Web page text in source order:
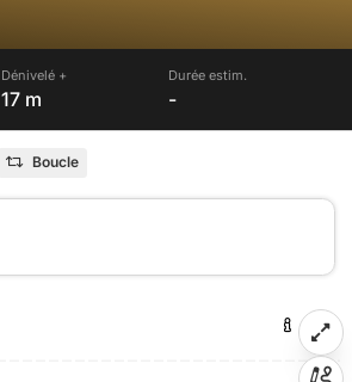
Dénivelé +
17 m
Durée estim.
-
Boucle